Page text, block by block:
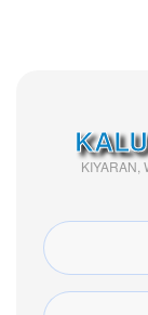
KIYARAN,